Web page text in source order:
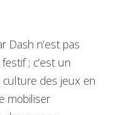
Dash n’est pas
; c’est un
des jeux en
mobiliser